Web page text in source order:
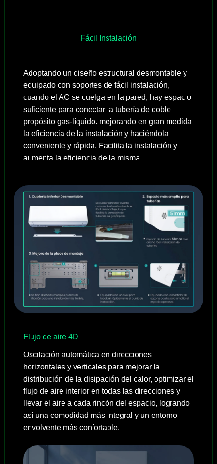
Fácil Instalación
Adoptando un diseño estructural desmontable y
equipado con soportes de fácil instalación,
cuando el AC se cuelga en la pared, hay espacio
suficiente para conectar la tubería de doble
propósito gas-líquido. mejorando en gran medida
la eficiencia de la instalación y haciéndola
conveniente y rápida. Facilita la instalación y
aumenta la eficiencia de la misma.
Flujo de aire 4D
Oscilación automática en direcciones
horizontales y verticales para mejorar la
distribución de la disipación del calor, optimizar el
flujo de aire interior en todas las direcciones y
llevar el aire a cada rincón del espacio, logrando
así una comodidad más integral y un entorno
envolvente más confortable.